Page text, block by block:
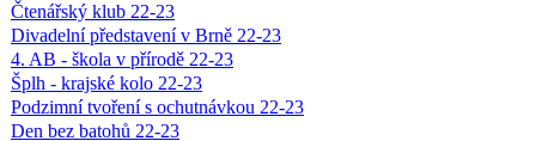
Čtenářský klub 22-23
Divadelní představení v Brně 22-23
4. AB - škola v přírodě 22-23
Šplh - krajské kolo 22-23
Podzimní tvoření s ochutnávkou 22-23
Den bez batohů 22-23